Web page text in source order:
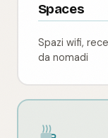
Spaces
Spazi wifi,
da nomadi